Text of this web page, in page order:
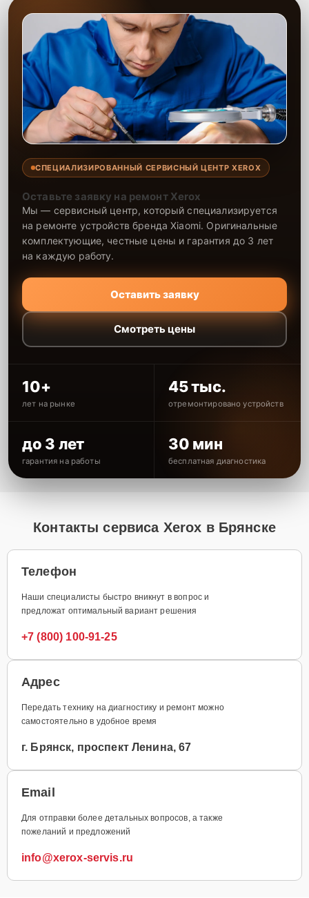
СПЕЦИАЛИЗИРОВАННЫЙ СЕРВИСНЫЙ ЦЕНТР XEROX
Оставьте заявку на ремонт Xerox
Мы — сервисный центр, который специализируется
на ремонте устройств бренда Xiaomi. Оригинальные
комплектующие, честные цены и гарантия до 3 лет
на каждую работу.
Оставить заявку
Смотреть цены
10+
лет на рынке
45 тыс.
отремонтировано устройств
до 3 лет
гарантия на работы
30 мин
бесплатная диагностика
Контакты сервиса Xerox в Брянске
Телефон
Наши специалисты быстро вникнут в вопрос и
предложат оптимальный вариант решения
+7 (800) 100-91-25
Адрес
Передать технику на диагностику и ремонт можно
самостоятельно в удобное время
г. Брянск, проспект Ленина, 67
Email
Для отправки более детальных вопросов, а также
пожеланий и предложений
info@xerox-servis.ru